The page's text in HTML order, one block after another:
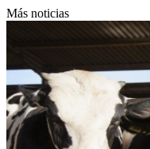
Más noticias